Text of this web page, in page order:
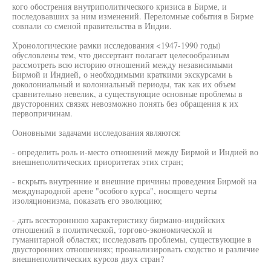
кого обострения внутриполитического кризиса в Бирме, и
последовавших за ним изменений. Переломные события в Бирме
совпали со сменой правительства в Индии.
Хронологические рамки исследования <1947-1990 годы)
обусловлены тем, что диссертант полагает целесообразным
рассмотреть всю историю отношений между независимыми
Бирмой и Индией, о необходимыми краткими экскурсами ь
доколониальный и колониальный периоды, так как их объем
сравнительно невелик, а существующие основные проблемы в
двусторонних связях невозможно понять без обращения к их
первопричинам.
Ооновными задачами исследования являются:
- определить роль и-место отношений между Бирмой и Индией во
внешнеполитических приоритетах этих стран;
- вскрыть внутренние и внешние причины проведения Бирмой на
международной арене "особого курса", носящего черты
изоляционизма, показать его эволюцию;
- дать всестороннюю характеристику бирмано-индийских
отношений в политической, торгово-экономической и
гуманитарной областях; исследовать проблемы, существующие в
двусторонних отношениях; проанализировать сходство и различие
внешнеполитических курсов двух стран?